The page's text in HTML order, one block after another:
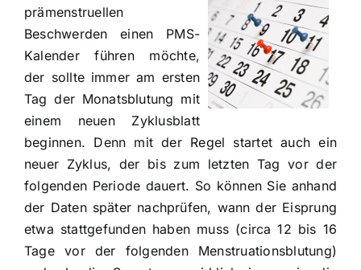
prämenstruellen
Beschwerden einen PMS-
Kalenderführen möchte,
der sollte immer am ersten
Tag der Monatsblutung mit
einem neuen Zyklusblatt
beginnen. Denn mit der Regel startet auch ein
neuer Zyklus, der bis zum letzten Tag vor der
folgenden Periode dauert. So können Sie anhand
der Daten später nachprüfen, wann der Eisprung
etwa stattgefunden haben muss (circa 12 bis 16
Tage vor der folgenden Menstruationsblutung)